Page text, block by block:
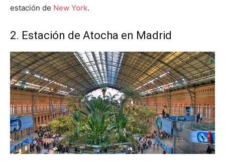
estación de New York.
2. Estación de Atocha en Madrid